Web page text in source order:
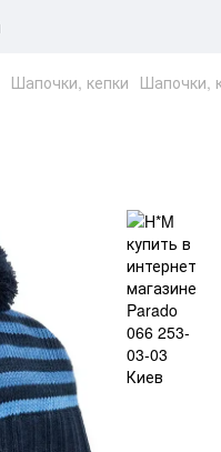
Шапочки, кепки Шапочки,